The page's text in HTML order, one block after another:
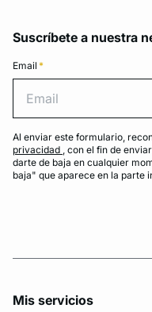
Suscríbete a nuestra
Email *
Al enviar este formulario,
privacidad , con el fin de
darte de baja en cualquier
baja" que aparece en la parte
Mis servicios